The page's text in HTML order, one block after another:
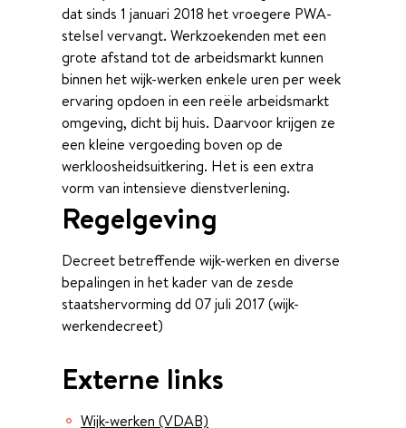
dat sinds 1 januari 2018 het vroegere PWA-
stelsel vervangt. Werkzoekenden met een
grote afstand tot de arbeidsmarkt kunnen
binnen het wijk-werken enkele uren per week
ervaring opdoen in een reële arbeidsmarkt
omgeving, dicht bij huis. Daarvoor krijgen ze
een kleine vergoeding boven op de
werkloosheidsuitkering. Het is een extra
vorm van intensieve dienstverlening.
Regelgeving
Decreet betreffende wijk-werken en diverse
bepalingen in het kader van de zesde
staatshervorming dd 07 juli 2017 (wijk-
werkendecreet)
Externe links
Wijk-werken (VDAB)